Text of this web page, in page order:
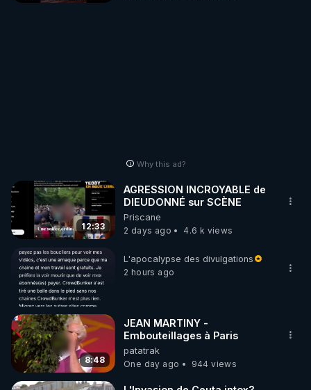
Why this ad?
12:33
AGRESSION INCROYABLE de
DIEUDONNÉ sur SCÈNE
Priscane
2 days ago
4.6 k views
L'apocalypse des divulgations
2 hours ago
8:48
JEAN MARTINY -
Embouteillages à Paris
patatrak
One day ago
944 views